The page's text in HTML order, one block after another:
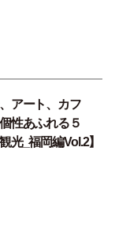
アート、カフ
性あふれる５
光_福岡編Vol.2】